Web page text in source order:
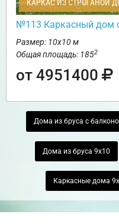
КАРКАС ИЗ СТРОГАНОЙ
№113 Каркасный дом
Размер: 10х10 м
Общая площадь: 1852
от 4951400
Дома из бруса с
Дома из бруса 9х10
Каркасные дома